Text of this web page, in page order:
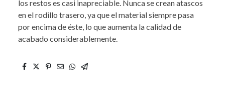
los restos es casi inapreciable. Nunca se crean atascos
en el rodillo trasero, ya que el material siempre pasa
por encima de éste, lo que aumenta la calidad de
acabado considerablemente.